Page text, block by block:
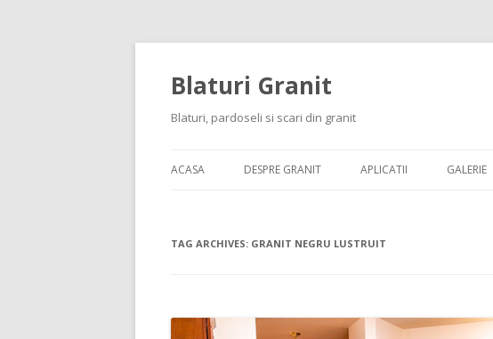
Blaturi Granit
Blaturi, pardoseli si scari din granit
ACASA DESPRE GRANIT APLICATII GALERIE
TAG ARCHIVES: GRANIT NEGRU LUSTRUIT